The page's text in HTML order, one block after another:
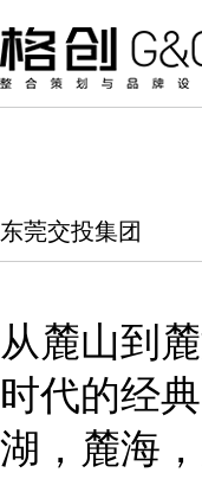
东莞交投集团
从麓山到
时代的经
湖，麓海